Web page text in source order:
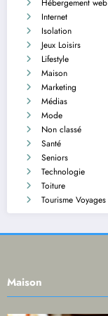
Hébergement web
Internet
Isolation
Jeux Loisirs
Lifestyle
Maison
Marketing
Médias
Mode
Non classé
Santé
Seniors
Technologie
Toiture
Tourisme Voyages
Maison